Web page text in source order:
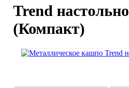
Trend
(Компакт)